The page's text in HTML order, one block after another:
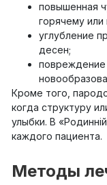
повышенная
горячему или
углубление
десен;
повреждение
Кроме того,
когда структуру
улыбки. В
каждого пациента.
Методы